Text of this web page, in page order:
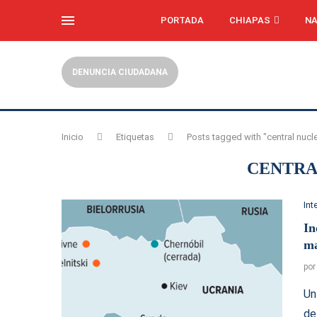
PORTADA CHIAPAS
DENUNCIA CIUDADANA
Inicio Etiquetas Posts tagged with "central
por